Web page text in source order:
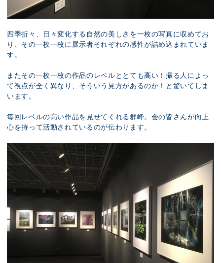
四季折々、日々変化する自然の美しさを一枚の写真に収めてお
り、その一枚一枚に展示者それぞれの感性が詰め込まれていま
す。
またその一枚一枚の作品のレベルととても高い！撮る人によっ
て視点が全く異なり、そういう見方があるのか！と驚いてしま
います。
毎回レベルの高い作品を見せてくれる群峰。会の皆さんが向上
心を持って活動されているのが伝わります。